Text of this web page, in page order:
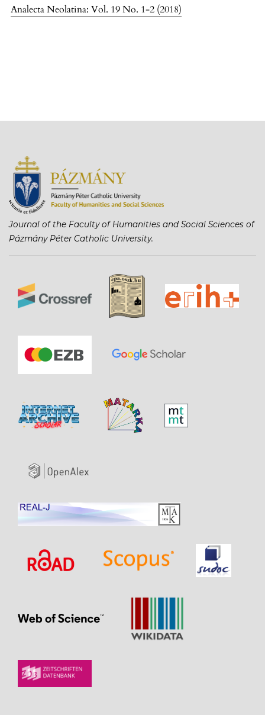
Analecta Neolatina: Vol. 19 No. 1-2 (2018)
Journal of the Faculty of Humanities and Social Sciences of
Pázmány Péter Catholic University.